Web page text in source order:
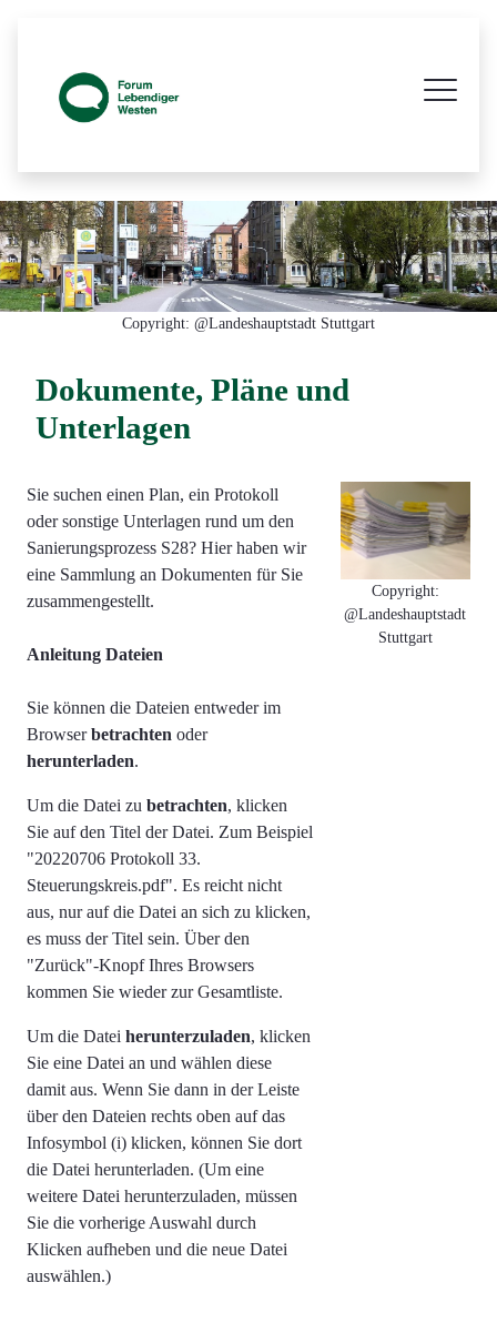
Copyright: @Landeshauptstadt Stuttgart
Dokumente, Pläne und
Unterlagen
Sie suchen einen Plan, ein Protokoll
oder sonstige Unterlagen rund um den
Sanierungsprozess S28? Hier haben wir
eine Sammlung an Dokumenten für Sie
zusammengestellt.
Anleitung Dateien
Sie können die Dateien entweder im
Browserbetrachten oder
herunterladen.
Um die Datei zu betrachten, klicken
Sie auf den Titel der Datei. Zum Beispiel
"20220706 Protokoll 33.
Steuerungskreis.pdf". Es reicht nicht
aus, nur auf die Datei an sich zu klicken,
es muss der Titel sein. Über den
"Zurück"-Knopf Ihres Browsers
kommen Sie wieder zur Gesamtliste.
Um die Datei herunterzuladen, klicken
Sie eine Datei an und wählen diese
damit aus. Wenn Sie dann in der Leiste
über den Dateien rechts oben auf das
Infosymbol (i) klicken, können Sie dort
die Datei herunterladen. (Um eine
weitere Datei herunterzuladen, müssen
Sie die vorherige Auswahl durch
Klicken aufheben und die neue Datei
auswählen.)
Copyright:
@Landeshauptstadt
Stuttgart